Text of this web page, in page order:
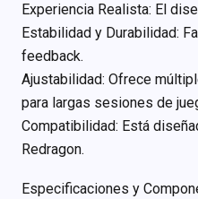
Experiencia Realista: El
Estabilidad y Durabilidad:
feedback.
Ajustabilidad: Ofrece
para largas sesiones de
Compatibilidad: Está
Redragon.
Especificaciones y